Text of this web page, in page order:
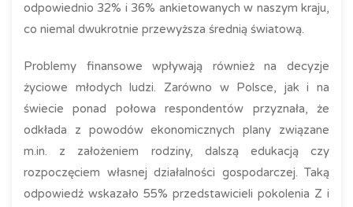
odpowiednio 32% i 36% ankietowanych w naszym kraju,
co niemal dwukrotnie przewyższa średnią światową.
Problemy finansowe wpływają również na decyzje
życiowe młodych ludzi. Zarówno w Polsce, jak i na
świecie ponad połowa respondentów przyznała, że
odkłada z powodów ekonomicznych plany związane
m.in. z założeniem rodziny, dalszą edukacją czy
rozpoczęciem własnej działalności gospodarczej. Taką
odpowiedź wskazało 55% przedstawicieli pokolenia Z i